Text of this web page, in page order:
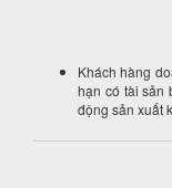
Khách hàng
hạn có tài sản
động sản xuất